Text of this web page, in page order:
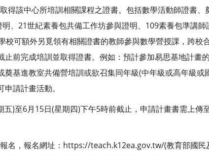
得該中心所培訓相關課程之證書。包括數學活動師證書
、21世紀素養包共備工作坊參與證明、109素養包準講
校可額外另覓領有相關證書的教師參與數學營授課，跨校
止前完成培訓並取得證書。例如：預計參加易思基地計畫
奠基進教室共備營培訓或欲召集同年級(中年級或高年級或
請計畫活動。
五)至6月15日(星期四)下午5時前截止，申請計畫書需上傳
名，報名網址：https://teach.k12ea.gov.tw/(教育部國民